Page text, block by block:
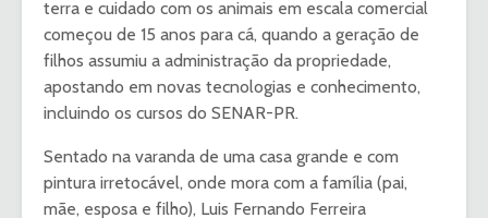
terra e cuidado com os animais em escala comercial
começou de 15 anos para cá, quando a geração de
filhos assumiu a administração da propriedade,
apostando em novas tecnologias e conhecimento,
incluindo os cursos do SENAR-PR.
Sentado na varanda de uma casa grande e com
pintura irretocável, onde mora com a família (pai,
mãe, esposa e filho), Luis Fernando Ferreira